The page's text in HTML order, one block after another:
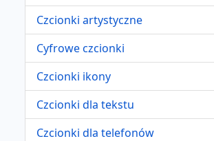
Czcionki artystyczne
Cyfrowe czcionki
Czcionki ikony
Czcionki dla tekstu
Czcionki dla telefonów